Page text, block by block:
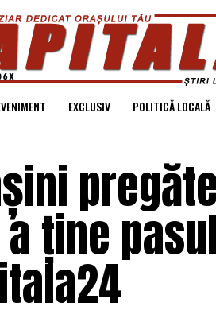
EXCLUSIV POLITICĂ LOCALĂ
ține